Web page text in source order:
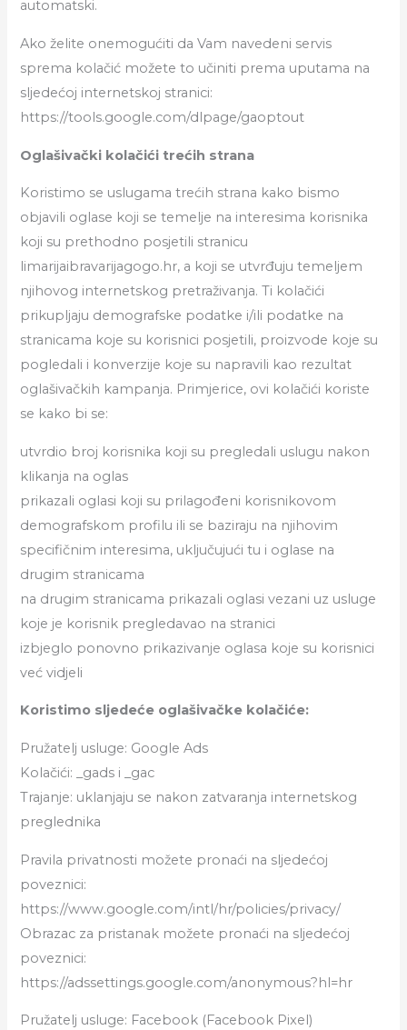
automatski.
Ako želite onemogućiti da Vam navedeni servis
sprema kolačić možete to učiniti prema uputama na
sljedećoj internetskoj stranici:
https://tools.google.com/dlpage/gaoptout
Oglašivački kolačići trećih strana
Koristimo se uslugama trećih strana kako bismo
objavili oglase koji se temelje na interesima korisnika
koji su prethodno posjetili stranicu
limarijaibravarijagogo.hr, a koji se utvrđuju temeljem
njihovog internetskog pretraživanja. Ti kolačići
prikupljaju demografske podatke i/ili podatke na
stranicama koje su korisnici posjetili, proizvode koje su
pogledali i konverzije koje su napravili kao rezultat
oglašivačkih kampanja. Primjerice, ovi kolačići koriste
se kako bi se:
utvrdio broj korisnika koji su pregledali uslugu nakon
klikanja na oglas
prikazali oglasi koji su prilagođeni korisnikovom
demografskom profilu ili se baziraju na njihovim
specifičnim interesima, uključujući tu i oglase na
drugim stranicama
na drugim stranicama prikazali oglasi vezani uz usluge
koje je korisnik pregledavao na stranici
izbjeglo ponovno prikazivanje oglasa koje su korisnici
već vidjeli
Koristimo sljedeće oglašivačke kolačiće:
Pružatelj usluge: Google Ads
Kolačići: _gads i _gac
Trajanje: uklanjaju se nakon zatvaranja internetskog
preglednika
Pravila privatnosti možete pronaći na sljedećoj
poveznici:
https://www.google.com/intl/hr/policies/privacy/
Obrazac za pristanak možete pronaći na sljedećoj
poveznici:
https://adssettings.google.com/anonymous?hl=hr
Pružatelj usluge: Facebook (Facebook Pixel)